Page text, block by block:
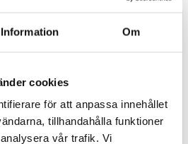
Information Om
cookies
för att anpassa innehållet
tillhandahålla funktioner
vår trafik. Vi